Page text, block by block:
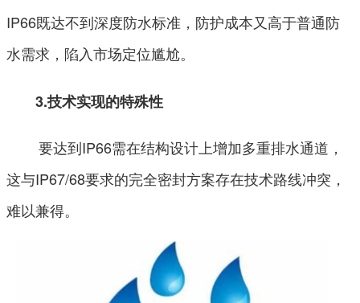
IP66既达不到深度防水标准，防护成本又高于普通防
水需求，陷入市场定位尴尬。
3.技术实现的特殊性
要达到IP66需在结构设计上增加多重排水通道，
这与IP67/68要求的完全密封方案存在技术路线冲突，
难以兼得。